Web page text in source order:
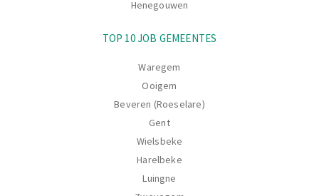
Henegouwen
TOP 10 JOB GEMEENTES
Waregem
Ooigem
Beveren (Roeselare)
Gent
Wielsbeke
Harelbeke
Luingne